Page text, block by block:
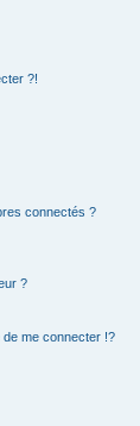
?!
connectés ?
?
de me connecter !?